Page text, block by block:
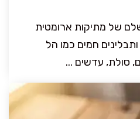
של מתיקות ארומטית
חמים כמו הל
סולת, עדשים ...